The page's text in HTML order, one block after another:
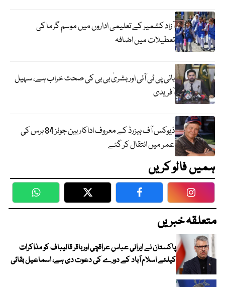
آزاد کشمیر کے تعلیمی اداروں میں موسم گرما کی
تعطیلات میں اضافہ
بانی پی ٹی آئی اور بشریٰ بی بی کی صحت خراب ہے، سہیل
آفریدی
ڈیوکس آف ہیزرڈ کے معروف اداکار بین جونز 84 برس کی
عمر میں انتقال کر گئے
ہمیں فالو کریں
WhatsApp Twitter Facebook
متعلقہ خبریں
پاکستان نے ایرانی عباس عراقچی اورباقر قالیباف کو مذاکرات
کیلئے اسلام آباد کے دورے کی دعوت دی ہے، اسماعیل بقائی